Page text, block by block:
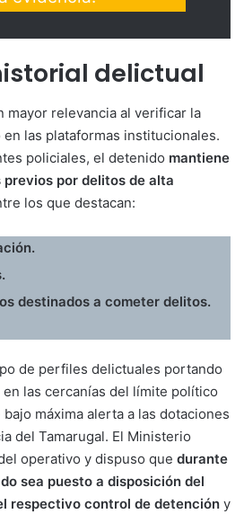
delictual
mayor relevancia al verificar la
las plataformas institucionales.
policiales, el detenido mantiene
por delitos de alta
los que destacan:
destinados a cometer delitos.
de perfiles delictuales portando
las cercanías del límite político
máxima alerta a las dotaciones
del Tamarugal. El Ministerio
operativo y dispuso que durante
sea puesto a disposición del
respectivo control de detención y